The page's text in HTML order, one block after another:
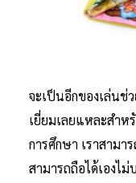
จะเป็นอีกของเล่นช่
เยี่ยมเลยแหละสำ
การศึกษา เราสามา
สามารถถือได้เองไ